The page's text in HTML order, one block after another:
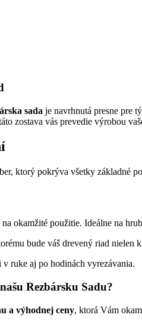
sada je navrhnutá presne pre
zostava vás prevedie výrobou
ktorý pokrýva všetky základné
okamžité použitie. Ideálne na
bude váš drevený riad nielen
v ruke aj po hodinách vyrezávania.
Rezbársku Sadu?
a výhodnej ceny, ktorá Vám